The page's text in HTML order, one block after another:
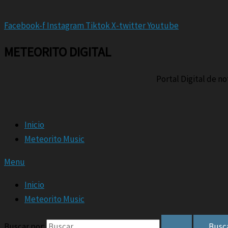
Facebook-fInstagram TiktokX-twitterYoutube
METEORITO DIGITAL
Portal Digital de
Inicio
Meteorito Music
Menu
Inicio
Meteorito Music